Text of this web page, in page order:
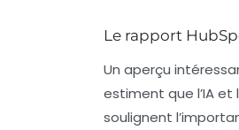
Le rapport
Un aperçu
estiment que l’IA et
soulignent